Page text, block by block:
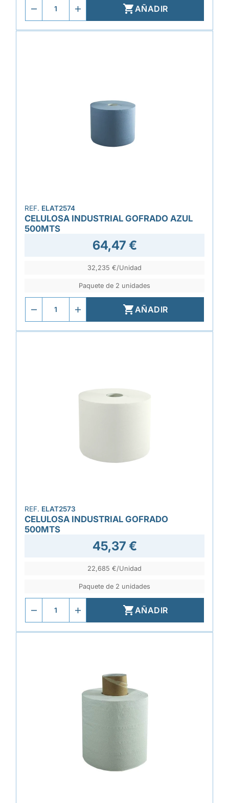
AÑADIR
REF. ELAT2574
CELULOSA INDUSTRIAL GOFRADO AZUL
500MTS
64,47 €
32,235 €/Unidad
Paquete de 2 unidades
AÑADIR
REF. ELAT2573
CELULOSA INDUSTRIAL GOFRADO
500MTS
45,37 €
22,685 €/Unidad
Paquete de 2 unidades
AÑADIR